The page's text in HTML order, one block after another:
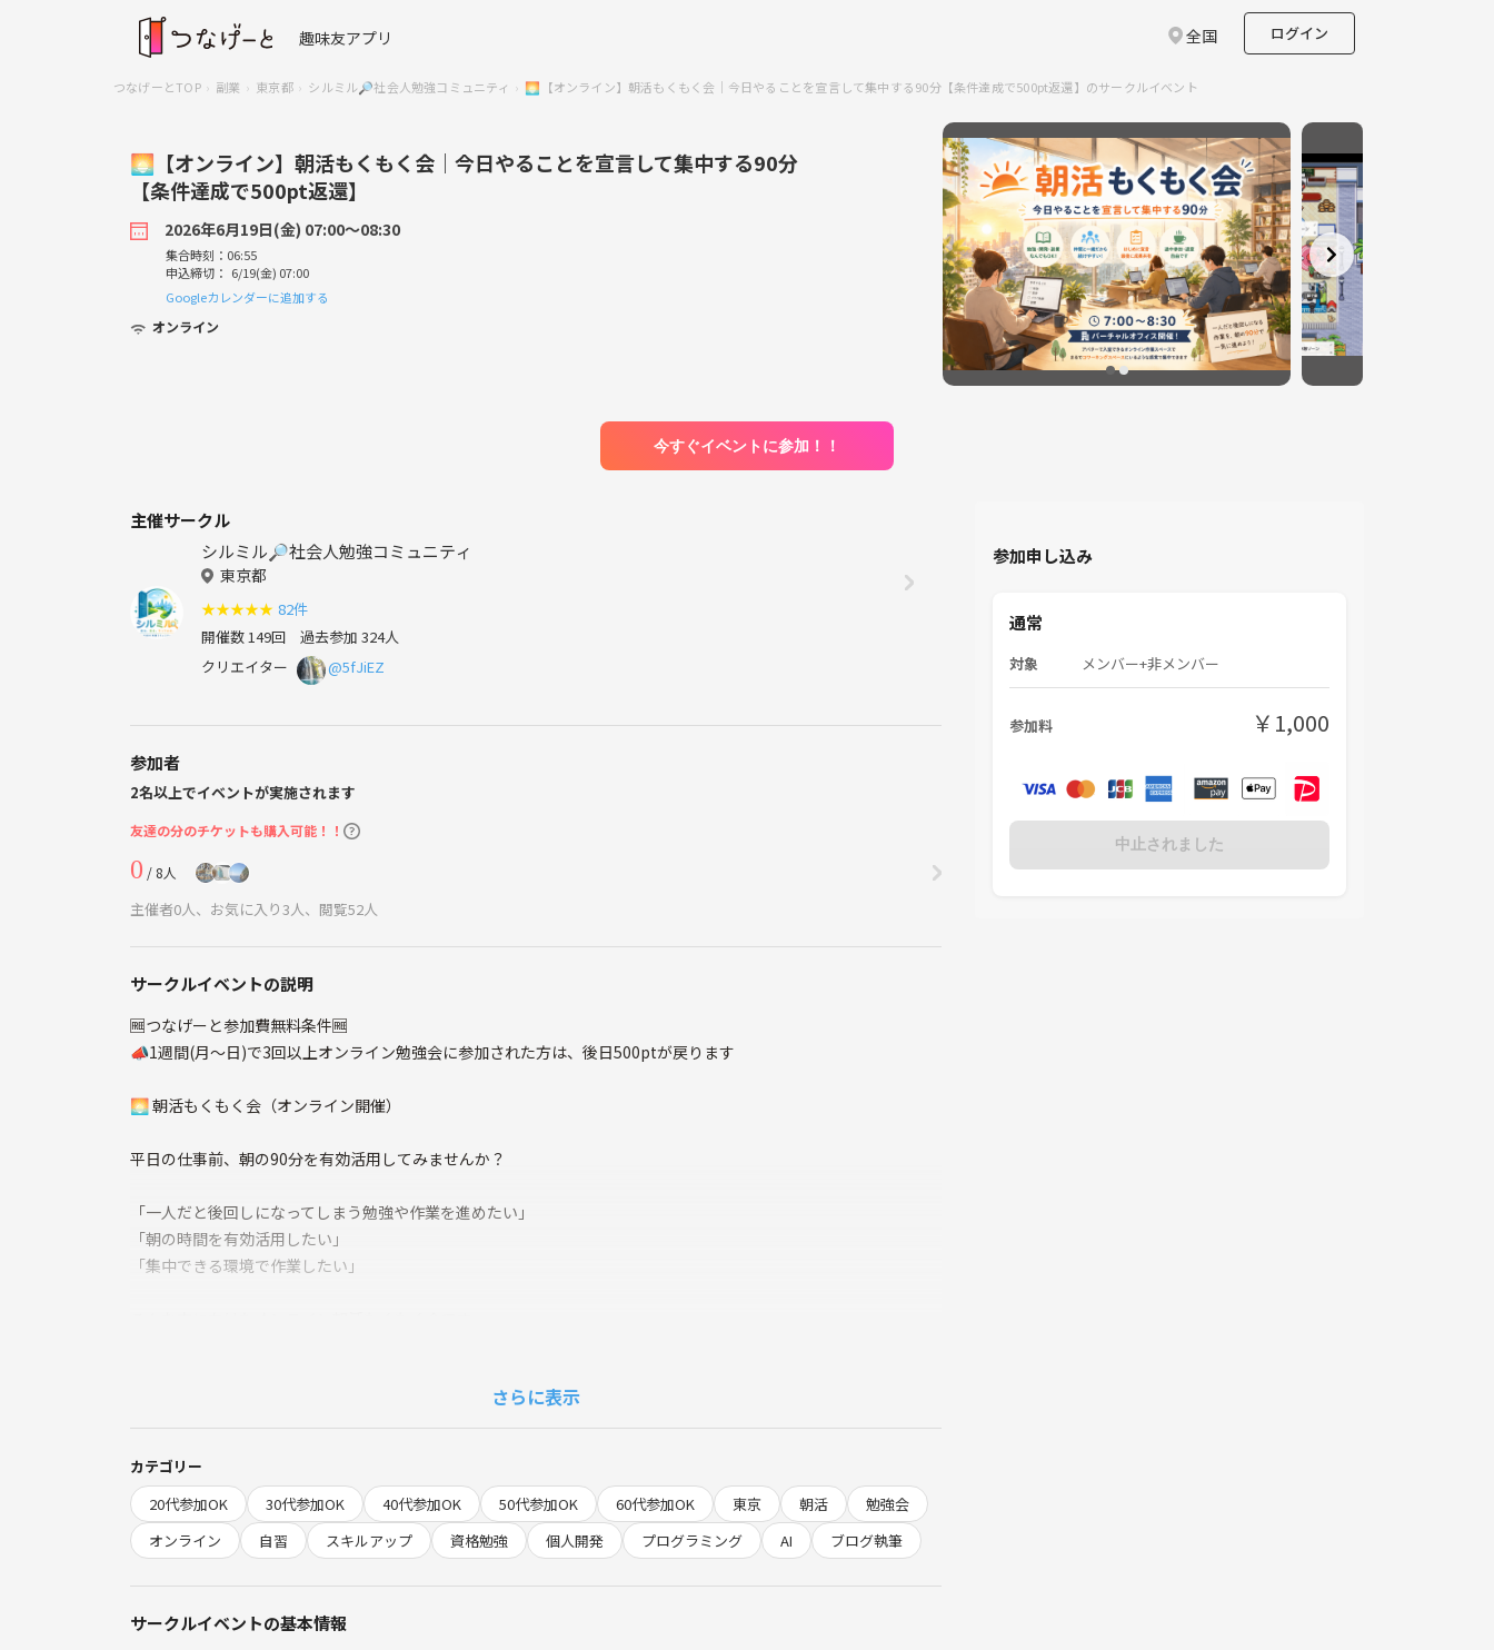
趣味友アプリ 全国 ログイン
つなげーとTOP 副業 東京都 シルミル🔎社会人勉強コミュニティ 🌅【オンライン】朝活もくもく会｜今日やることを宣言して集中する90分【条件達成で500pt返還】のサークルイベント
🌅【オンライン】朝活もくもく会｜今日やることを宣言して集中する90分
【条件達成で500pt返還】
2026年6月19日(金) 07:00〜08:30
集合時刻：06:55
申込締切： 6/19(金) 07:00
Googleカレンダーに追加する
オンライン
今すぐイベントに参加！！
主催サークル
シルミル🔎社会人勉強コミュニティ
東京都
★★★★★ 82件
開催数 149回 過去参加 324人
クリエイター
@5fJiEZ
参加者
2名以上でイベントが実施されます
友達の分のチケットも購入可能！！
0 / 8人
主催者0人、お気に入り3人、閲覧52人
サークルイベントの説明
🆓つなげーと参加費無料条件🆓
📣1週間(月〜日)で3回以上オンライン勉強会に参加された方は、後日500ptが戻ります
🌅 朝活もくもく会（オンライン開催）
平日の仕事前、朝の90分を有効活用してみませんか？
「一人だと後回しになってしまう勉強や作業を進めたい」
「朝の時間を有効活用したい」
「集中できる環境で作業したい」
最後に簡単な振り返りを行うことで、朝から充実した時間を過ごせます。
✅ 仕事の続き
✅ 資格の勉強
✅ 自主学習
✅ スキルシートの作成
✅ ブログ執筆
さらに表示
カテゴリー
20代参加OK
30代参加OK 40代参加OK 50代参加OK 60代参加OK 東京 朝活
勉強会
オンライン
自習 スキルアップ 資格勉強 個人開発 プログラミング AI ブログ執筆
サークルイベントの基本情報
参加申し込み
通常
対象 メンバー+非メンバー
参加料 ￥1,000
中止されました